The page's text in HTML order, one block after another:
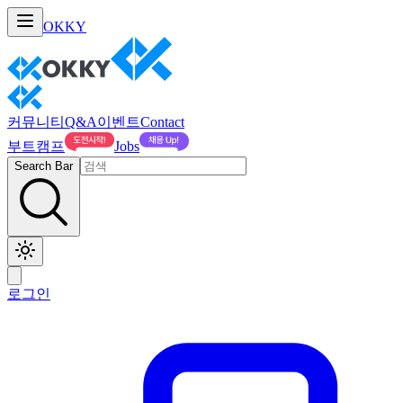
OKKY
커뮤니티 Q&A이벤트Contact
부트캠프
Jobs
Search Bar
로그인